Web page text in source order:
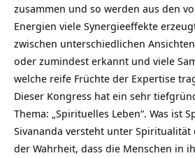
zusammen und so werden aus den
Energien viele Synergieeffekte
zwischen unterschiedlichen
oder zumindest erkannt und viele
welche reife Früchte der Expertise
Dieser Kongress hat ein sehr
Thema: „Spirituelles Leben“. Was ist
Sivananda versteht unter
der Wahrheit, dass die Menschen in